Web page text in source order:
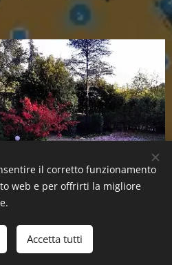
alPARCOsono trattati nelle
il corretto funzionamento
web e per offrirti la migliore
Accetta tutti